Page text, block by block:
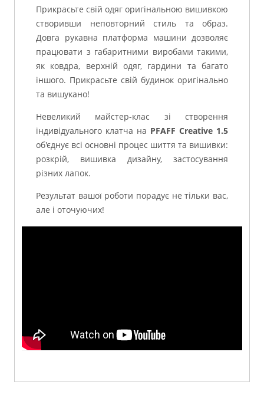
Прикрасьте свій одяг оригінальною вишивкою
створивши неповторний стиль та образ.
Довга рукавна платформа машини дозволяє
працювати з габаритними виробами такими,
як ковдра, верхній одяг, гардини та багато
іншого. Прикрасьте свій будинок оригінально
та вишукано!
Невеликий майстер-клас зі створення
індивідуального клатча на PFAFF Creative 1.5
об'єднує всі основні процес шиття та вишивки:
розкрій, вишивка дизайну, застосування
різних лапок.
Результат вашої роботи порадує не тільки вас,
але і оточуючих!